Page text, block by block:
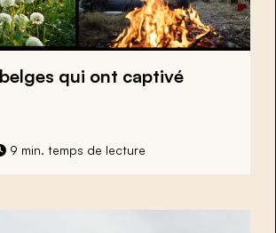
qui ont captivé
9 min. temps de lecture